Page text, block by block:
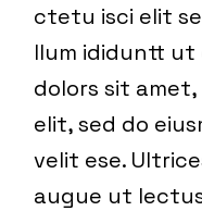
ctetu isci elit
llum ididuntt ut
dolors sit
elit, sed do
velit ese.
augue ut